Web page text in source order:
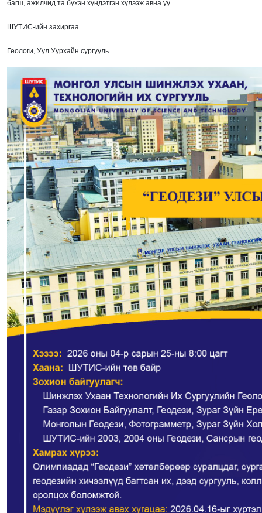
багш, ажилчид та бүхэн хүндэтгэн хүлээж авна уу.
ШУТИС-ийн захиргаа
Геологи, Уул Уурхайн сургууль